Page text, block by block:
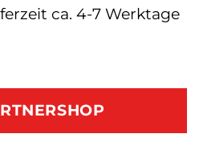
ca. 4-7 Werktage